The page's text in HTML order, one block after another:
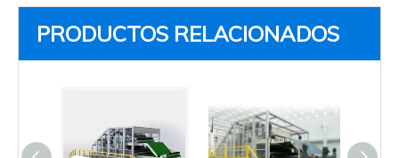
PRODUCTOS RELACIONADOS